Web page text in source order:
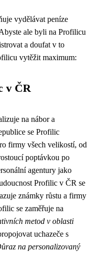
vydělávat peníze
ale byli na Profilicu
a doufat v to
vytěžit maximum:
v ČR
na nábor a
se Profilic
firmy všech velikostí, od
poptávkou po
agentury jako
Profilic v ČR se
známky růstu a firmy
se zaměřuje na
metod v oblasti
uchazeče s
na personalizovaný